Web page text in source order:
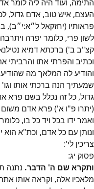
התימה, ועוד היה ליה לומר
העצם, איש טוב, אדם גדול,
פראותיו (יחזקאל ל״א:י״ב),
לשון פרי, כלומר יפרה
קצ"ב ב') ברכתא דמיא נטילנא
וכתיב והפרתי אתו והרביתי
והודיע לה המלאך מה
שמעתיך הנה ברכתי אותו וגו'
גדול, כל זה נכלל בשם פרא
(יתרו פ"ו א') פרא אדם
ואמר ידו בכל ויד כל בו,
ונותן עם כל אדם, וכת"א הוא
צריכין לי':
פסוק יג:
ותקרא שם ה' הדבר. נתנה
מלאכיו אלה, וקראה אותו